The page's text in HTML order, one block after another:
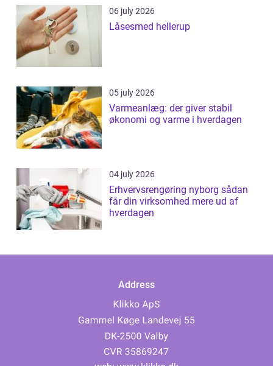
06 july 2026
Låsesmed hellerup
05 july 2026
Varmeanlæg: der giver stabil
økonomi og varme i hverdagen
04 july 2026
Erhvervsrengøring nyborg sådan
får din virksomhed mere ud af
hverdagen
Address